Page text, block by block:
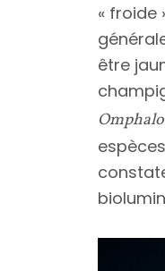
« froide
être